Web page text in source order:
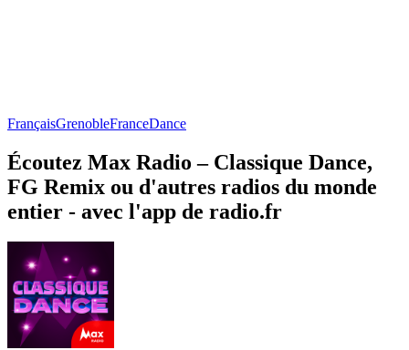
FrançaisGrenobleFranceDance
Écoutez Max Radio – Classique Dance,
FG Remix ou d'autres radios du monde
entier - avec l'app de radio.fr